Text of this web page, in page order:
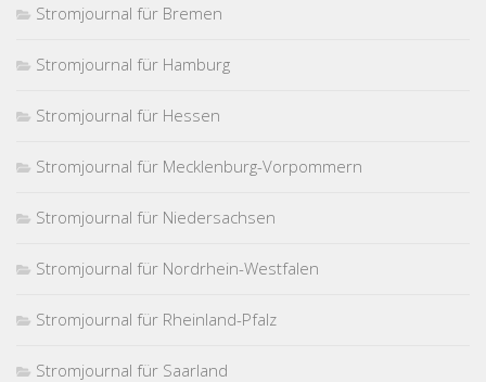
Stromjournal für Bremen
Stromjournal für Hamburg
Stromjournal für Hessen
Stromjournal für Mecklenburg-Vorpommern
Stromjournal für Niedersachsen
Stromjournal für Nordrhein-Westfalen
Stromjournal für Rheinland-Pfalz
Stromjournal für Saarland